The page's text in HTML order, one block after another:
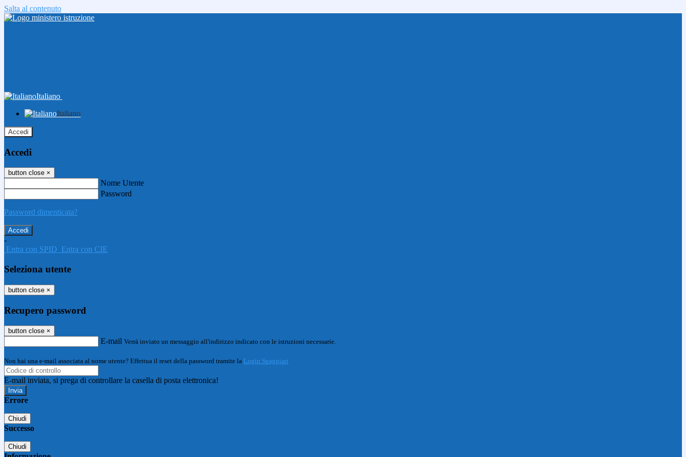
Salta al contenuto
Italiano
Italiano
Accedi
Accedi
button close ×
Nome Utente
Password
Password dimenticata?
-
Entra con SPID Entra con CIE
Seleziona utente
button close ×
Recupero password
button close ×
E-mail Verrà inviato un messaggio all'indirizzo indicato con le istruzioni necessarie.
Non hai una e-mail associata al nome utente? Effettua il reset della password tramite la Login Spaggiari
E-mail inviata, si prega di controllare la casella di posta elettronica!
Errore
Chiudi
Successo
Chiudi